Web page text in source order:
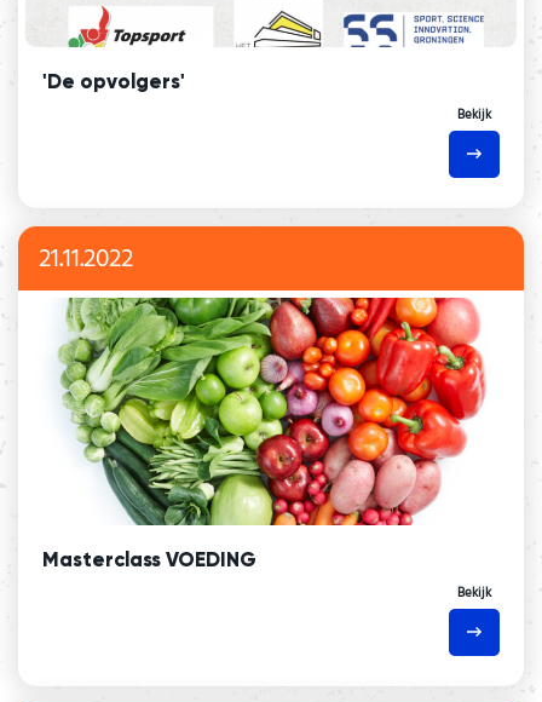
'De opvolgers'
Bekijk
21.11.2022
Masterclass VOEDING
Bekijk